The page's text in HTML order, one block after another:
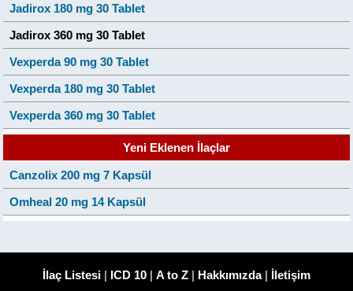
Jadirox 180 mg 30 Tablet
Jadirox 360 mg 30 Tablet
Vexperda 90 mg 30 Tablet
Vexperda 180 mg 30 Tablet
Vexperda 360 mg 30 Tablet
Yeni Eklenen İlaçlar
Canzolix 200 mg 7 Kapsül
Omheal 20 mg 14 Kapsül
İlaç Listesi | ICD 10 | A to Z | Hakkımızda| İletişim